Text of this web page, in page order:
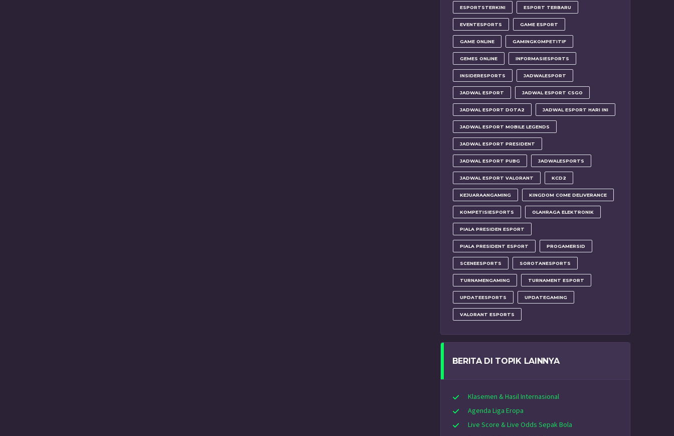
ESPORTSTERKINI ESPORT TERBARU
EVENTESPORTS GAME ESPORT
GAME ONLINE GAMINGKOMPETITIF
GEMES ONLINE INFORMASIESPORTS
INSIDERESPORTS JADWALESPORT
JADWAL ESPORT JADWAL ESPORT CSGO
JADWAL ESPORT DOTA2 JADWAL ESPORT HARI INI
JADWAL ESPORT MOBILE LEGENDS
JADWAL ESPORT PRESIDENT
JADWAL ESPORT PUBG JADWALESPORTS
JADWAL ESPORT VALORANT KCD2
KEJUARAANGAMING KINGDOM COME DELIVERANCE
KOMPETISIESPORTS OLAHRAGA ELEKTRONIK
PIALA PRESIDEN ESPORT
PIALA PRESIDENT ESPORT PROGAMERSID
SCENEESPORTS SOROTANESPORTS
TURNAMENGAMING TURNAMENT ESPORT
UPDATEESPORTS UPDATEGAMING
VALORANT ESPORTS
BERITA DI TOPIK LAINNYA
Klasemen & Hasil Internasional
Agenda Liga Eropa
Live Score & Live Odds Sepak Bola